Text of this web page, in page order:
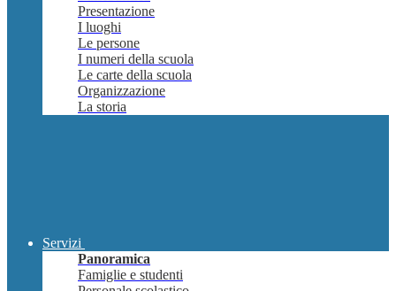
Presentazione
I luoghi
Le persone
I numeri della scuola
Le carte della scuola
Organizzazione
La storia
Servizi
Panoramica
Famiglie e studenti